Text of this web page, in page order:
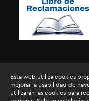
Esta web utiliza cookies
mejorar la usabilidad de
utilizarán las cookies para